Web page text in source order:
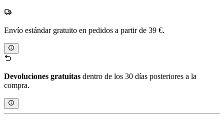
Envío estándar gratuito en pedidos a partir de 39 €.
Devoluciones gratuitas dentro de los 30 días posteriores a la
compra.